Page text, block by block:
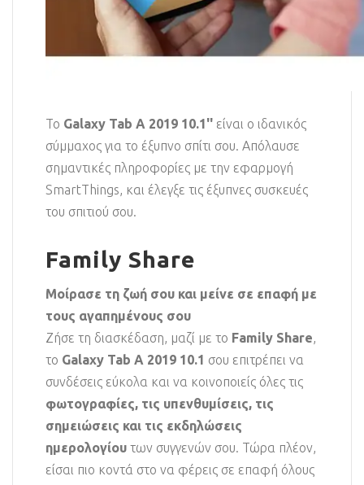
Το Galaxy Tab A 2019 10.1'' είναι ο ιδανικός
σύμμαχος για το έξυπνο σπίτι σου. Απόλαυσε
σημαντικές πληροφορίες με την εφαρμογή
SmartThings, και έλεγξε τις έξυπνες συσκευές
του σπιτιού σου.
Family Share
Μοίρασε τη ζωή σου και μείνε σε επαφή με
τους αγαπημένους σου
Ζήσε τη διασκέδαση, μαζί με το Family Share,
το Galaxy Tab A 2019 10.1 σου επιτρέπει να
συνδέσεις εύκολα και να κοινοποιείς όλες τις
φωτογραφίες, τις υπενθυμίσεις, τις
σημειώσεις και τις εκδηλώσεις
ημερολογίου των συγγενών σου. Τώρα πλέον,
είσαι πιο κοντά στο να φέρεις σε επαφή όλους